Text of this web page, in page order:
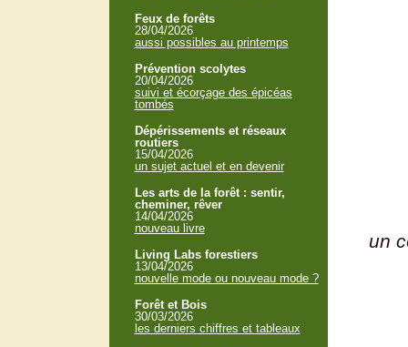
un
Feux de forêts
28/04/2026
aussi possibles au printemps
Prévention scolytes
20/04/2026
suivi et écorçage des épicéas
tombés
Dépérissements et réseaux
routiers
15/04/2026
un sujet actuel et en devenir
Les arts de la forêt : sentir,
cheminer, rêver
14/04/2026
nouveau livre
Living Labs forestiers
13/04/2026
nouvelle mode ou nouveau mode ?
Forêt et Bois
30/03/2026
les derniers chiffres et tableaux